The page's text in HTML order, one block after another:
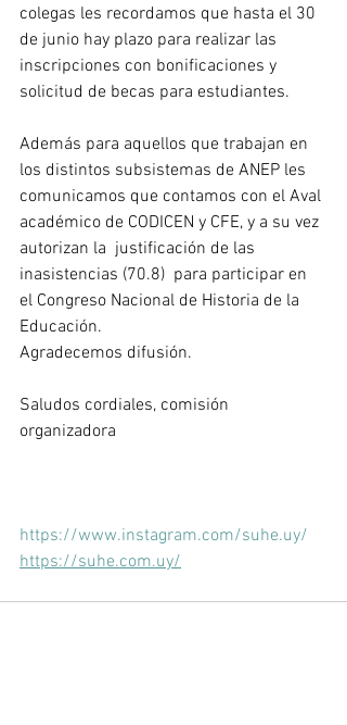
colegas les recordamos que hasta el 30
de junio hay plazo para realizar las
inscripciones con bonificaciones y
solicitud de becas para estudiantes.
Además para aquellos que trabajan en
los distintos subsistemas de ANEP les
comunicamos que contamos con el Aval
académico de CODICEN y CFE, y a su vez
autorizan la  justificación de las
inasistencias (70.8)  para participar en
el Congreso Nacional de Historia de la
Educación.
Agradecemos difusión.
Saludos cordiales, comisión
organizadora
https://www.instagram.com/suhe.uy/
https://suhe.com.uy/